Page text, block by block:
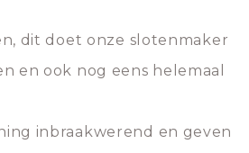
dit doet onze slotenmaker
en ook nog eens helemaal
inbraakwerend en geven